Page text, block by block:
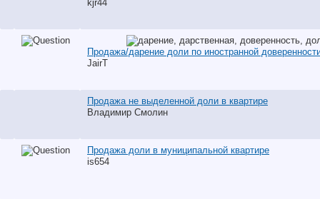
kjr44
Продажа/дарение доли по иностранной
JairT
Продажа не выделенной доли в квартире
Владимир Смолин
Продажа доли в муниципальной квартире
is654